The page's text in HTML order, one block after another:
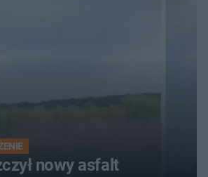
nowy asfalt